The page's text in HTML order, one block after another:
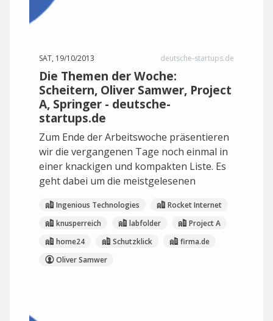
SAT, 19/10/2013 deutsche-startups.de
Die Themen der Woche:
Scheitern, Oliver Samwer, Project
A, Springer - deutsche-
startups.de
Zum Ende der Arbeitswoche präsentieren
wir die vergangenen Tage noch einmal in
einer knackigen und kompakten Liste. Es
geht dabei um die meistgelesenen
Ingenious Technologies
Rocket Internet
knusperreich
labfolder
Project A
home24
Schutzklick
firma.de
Oliver Samwer